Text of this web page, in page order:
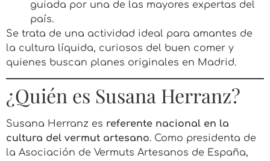
guiada por una de las mayores expertas del
país.
Se trata de una actividad ideal para amantes de
la cultura líquida, curiosos del buen comer y
quienes buscan planes originales en Madrid.
¿Quién es Susana Herranz?
Susana Herranz es referente nacional en la
cultura del vermut artesano. Como presidenta de
la Asociación de Vermuts Artesanos de España,